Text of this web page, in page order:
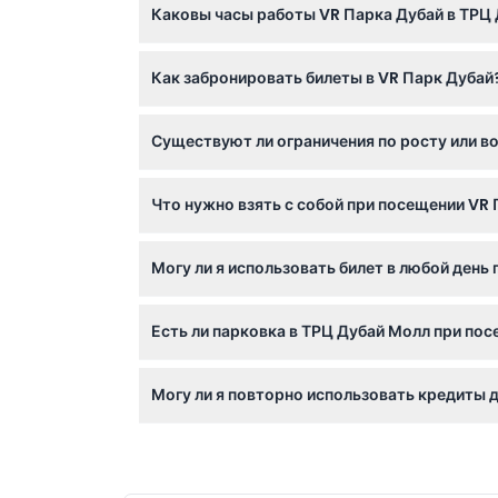
Каковы часы работы VR Парка Дубай в ТРЦ
при бронировании).
Как забронировать билеты в VR Парк
опции во время бронирования.
Существуют ли ограничения по росту или
развлечениям. VR Парк рассчитан на все
Что нужно взять с собой при посещении VR
аттракционы по необходимости прямо в
Могу ли я использовать билет в любой
бронированием.
Есть ли парковка в ТРЦ Дубай Молл при
Могу ли я повторно использовать кредиты